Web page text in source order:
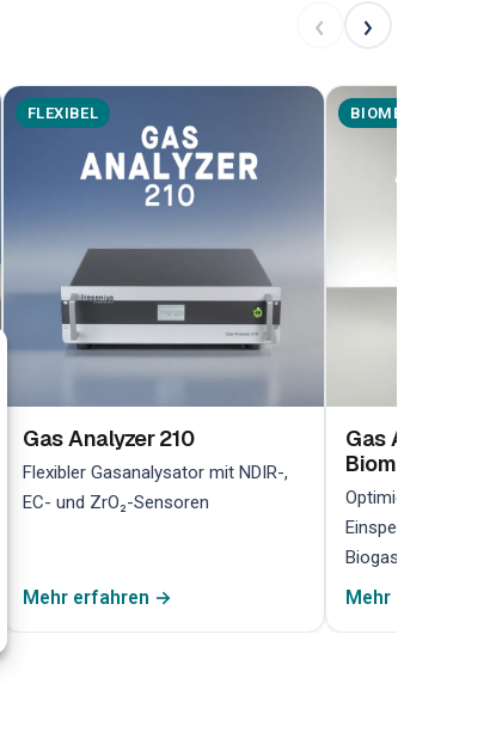
‹ ›
FLEXIBEL
Gas Analyzer 210
Flexibler Gasanalysator mit NDIR-,
EC- und ZrO₂-Sensoren
Mehr erfahren →
BIOMETHAN
Gas Analyzer
Biomethan
Optimiert für die
Biogasanlagen
Mehr erfahren →